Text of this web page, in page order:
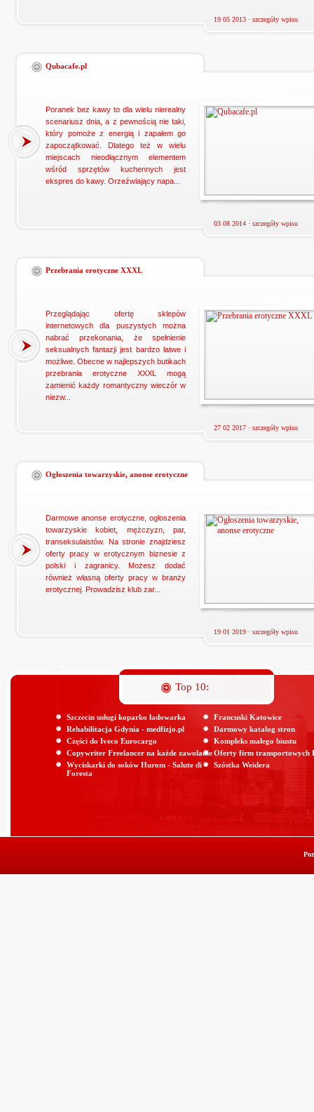
19 05 2013 · szczegóły wpisu
Qubacafe.pl
Poranek bez kawy to dla wielu nierealny
scenariusz dnia, a z pewnością nie taki,
który pomoże z energią i zapałem go
zapoczątkować. Dlatego też w wielu
miejscach nieodłącznym elementem
wśród sprzętów kuchennych jest
ekspres do kawy. Orzeźwiający napa...
03 08 2014 · szczegóły wpisu
Przebrania erotyczne XXXL
Przeglądając ofertę sklepów
internetowych dla puszystych można
nabrać przekonania, że spełnienie
seksualnych fantazji jest bardzo łatwe i
możliwe. Obecne w najlepszych butikach
przebrania erotyczne XXXL mogą
zamienić każdy romantyczny wieczór w
niezw...
27 02 2017 · szczegóły wpisu
Ogłoszenia towarzyskie, anonse erotyczne
Darmowe anonse erotyczne, ogłoszenia
towarzyskie kobiet, mężczyzn, par,
transeksulaistów. Na stronie znajdziesz
oferty pracy w erotycznym biznesie z
polski i zagranicy. Możesz dodać
również własną oferty pracy w branży
erotycznej. Prowadzisz klub zar...
19 01 2019 · szczegóły wpisu
Top 10:
Szczecin usługi koparko ładowarka
Rehabilitacja Gdynia - medfizjo.pl
Części do Iveco Eurocargo
Copywriter Freelancer na każde zawołanie
Wyciskarki do soków Hurom - Salute di
Foresta
Francuski Katowice
Darmowy katalog stron
Kompleks małego biustu
Oferty firm transportowych
Szóstka Weidera